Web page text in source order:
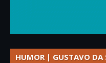
HUMOR | GUSTAVO